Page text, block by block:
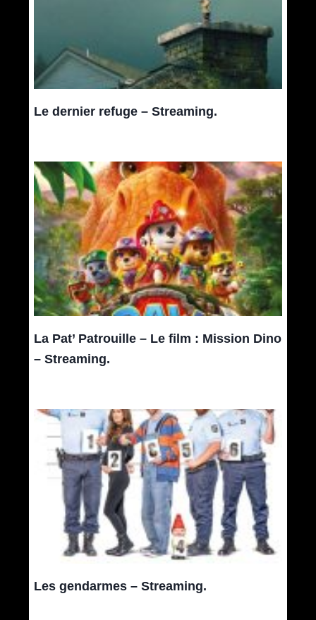
Le dernier refuge – Streaming.
La Pat’ Patrouille – Le film : Mission Dino
– Streaming.
Les gendarmes – Streaming.